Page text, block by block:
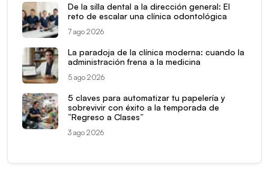
De la silla dental a la dirección general: El
reto de escalar una clínica odontológica
7 ago 2026
La paradoja de la clínica moderna: cuando la
administración frena a la medicina
5 ago 2026
5 claves para automatizar tu papelería y
sobrevivir con éxito a la temporada de
“Regreso a Clases”
3 ago 2026